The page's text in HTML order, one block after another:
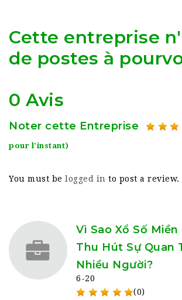
Cette entreprise
de postes à
0 Avis
Noter cette Entreprise
pour l'instant)
You must be logged in to post a review.
Vì Sao Xổ Số
Thu Hút Sự Quan
Nhiều Người?
6-20
(0)